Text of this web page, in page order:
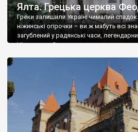
Ялта. Грецька церква
Греки залишили Україні чималий
ніжинські огірочки – ви ж мабуть всі
загублений у радянські часи,
Ніжин греки?